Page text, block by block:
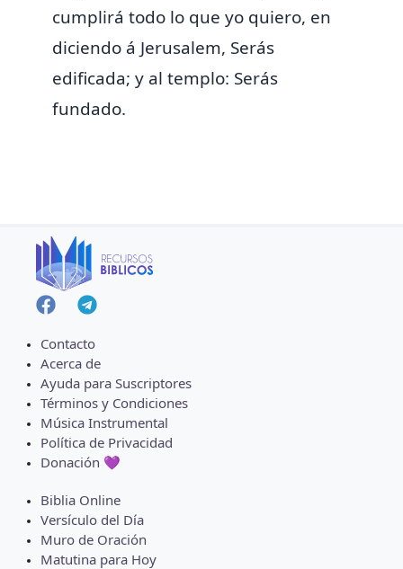
cumplirá todo lo que yo quiero, en
diciendo á Jerusalem, Serás
edificada; y al templo: Serás
fundado.
Contacto
Acerca de
Ayuda para Suscriptores
Términos y Condiciones
Música Instrumental
Política de Privacidad
Donación 💜
Biblia Online
Versículo del Día
Muro de Oración
Matutina para Hoy